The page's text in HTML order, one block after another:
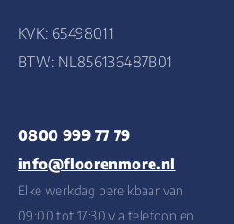
KVK: 65498011
BTW: NL856136487B01
0800 999 77 79
info@floorenmore.nl
Elke werkdag bereikbaar van
09:00 tot 17:30 via telefoon en